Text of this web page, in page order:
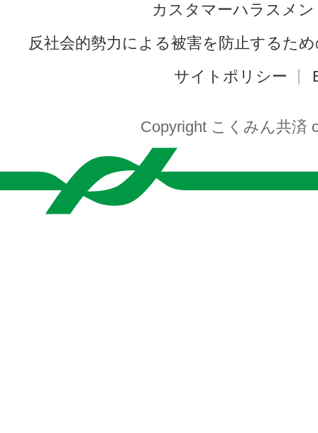
カスタマーハラスメ
反社会的勢力による被害を防止するた
サイトポリシー
Copyright こくみん共済